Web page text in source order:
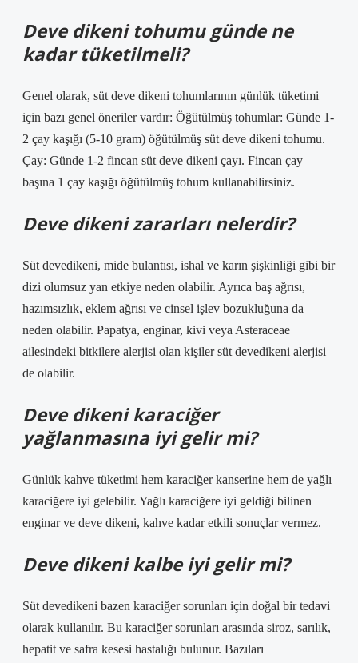
Deve dikeni tohumu günde ne
kadar tüketilmeli?
Genel olarak, süt deve dikeni tohumlarının günlük tüketimi
için bazı genel öneriler vardır: Öğütülmüş tohumlar: Günde 1-
2 çay kaşığı (5-10 gram) öğütülmüş süt deve dikeni tohumu.
Çay: Günde 1-2 fincan süt deve dikeni çayı. Fincan çay
başına 1 çay kaşığı öğütülmüş tohum kullanabilirsiniz.
Deve dikeni zararları nelerdir?
Süt devedikeni, mide bulantısı, ishal ve karın şişkinliği gibi bir
dizi olumsuz yan etkiye neden olabilir. Ayrıca baş ağrısı,
hazımsızlık, eklem ağrısı ve cinsel işlev bozukluğuna da
neden olabilir. Papatya, enginar, kivi veya Asteraceae
ailesindeki bitkilere alerjisi olan kişiler süt devedikeni alerjisi
de olabilir.
Deve dikeni karaciğer
yağlanmasına iyi gelir mi?
Günlük kahve tüketimi hem karaciğer kanserine hem de yağlı
karaciğere iyi gelebilir. Yağlı karaciğere iyi geldiği bilinen
enginar ve deve dikeni, kahve kadar etkili sonuçlar vermez.
Deve dikeni kalbe iyi gelir mi?
Süt devedikeni bazen karaciğer sorunları için doğal bir tedavi
olarak kullanılır. Bu karaciğer sorunları arasında siroz, sarılık,
hepatit ve safra kesesi hastalığı bulunur. Bazıları